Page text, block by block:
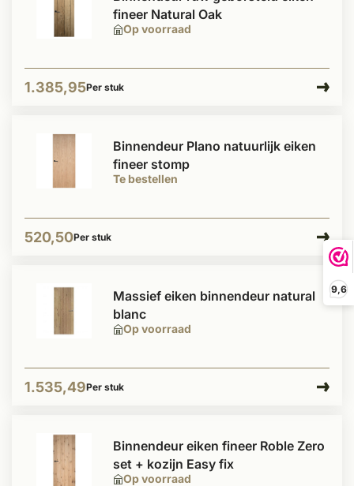
9,6
Op voorraad
fineer Natural Oak
1.385,95Per stuk
Te bestellen
Binnendeur Plano natuurlijk eiken
fineer stomp
520,50Per stuk
Op voorraad
Massief eiken binnendeur natural
blanc
1.535,49Per stuk
Op voorraad
Binnendeur eiken fineer Roble Zero
set + kozijn Easy fix